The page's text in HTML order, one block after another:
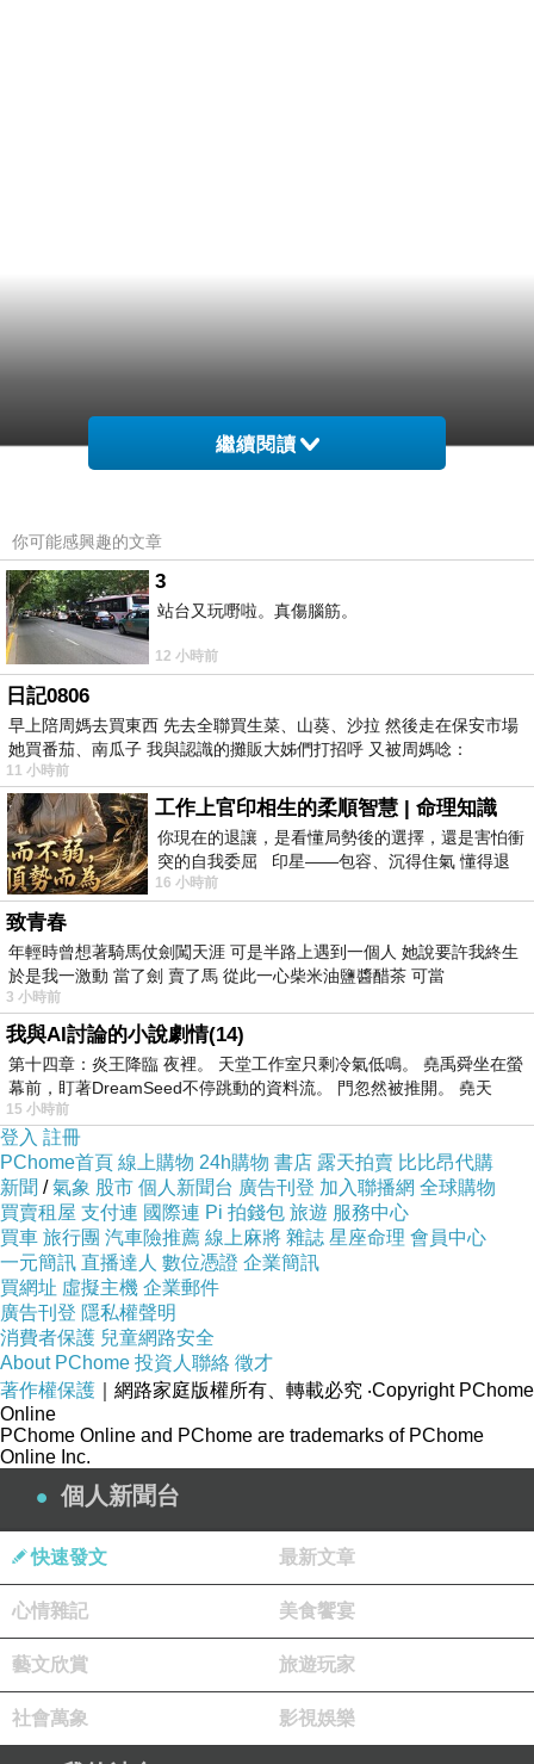
繼續閱讀
你可能感興趣的文章
3
站台又玩嘢啦。真傷腦筋。
12 小時前
日記0806
早上陪周媽去買東西 先去全聯買生菜、山葵、沙拉 然後走在保安市場
她買番茄、南瓜子 我與認識的攤販大姊們打招呼 又被周媽唸：
11 小時前
工作上官印相生的柔順智慧 | 命理知識
你現在的退讓，是看懂局勢後的選擇，還是害怕衝
突的自我委屈 印星——包容、沉得住氣 懂得退
一步觀察，不會
16 小時前
致青春
年輕時曾想著騎馬仗劍闖天涯 可是半路上遇到一個人 她說要許我終生
於是我一激動 當了劍 賣了馬 從此一心柴米油鹽醬醋茶 可當
3 小時前
我與AI討論的小說劇情(14)
第十四章：炎王降臨 夜裡。 天堂工作室只剩冷氣低鳴。 堯禹舜坐在螢
幕前，盯著DreamSeed不停跳動的資料流。 門忽然被推開。 堯天
15 小時前
登入 註冊
PChome首頁 線上購物 24h購物 書店 露天拍賣 比比昂代購
新聞 /氣象 股市 個人新聞台 廣告刊登 加入聯播網 全球購物
買賣租屋 支付連 國際連 Pi 拍錢包 旅遊 服務中心
買車 旅行團 汽車險推薦 線上麻將 雜誌 星座命理 會員中心
一元簡訊 直播達人 數位憑證 企業簡訊
買網址 虛擬主機 企業郵件
廣告刊登 隱私權聲明
消費者保護 兒童網路安全
About PChome 投資人聯絡 徵才
著作權保護 ｜網路家庭版權所有、轉載必究 ‧Copyright PChome
Online
PChome Online and PChome are trademarks of PChome
Online Inc.
個人新聞台
快速發文 最新文章
心情雜記 美食饗宴
藝文欣賞 旅遊玩家
社會萬象 影視娛樂